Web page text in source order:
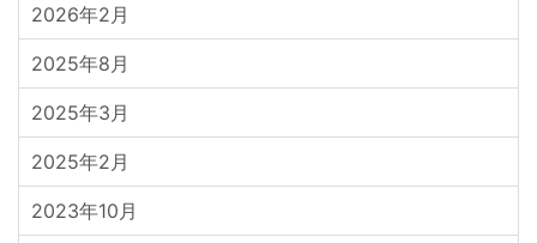
2026年2月
2025年8月
2025年3月
2025年2月
2023年10月